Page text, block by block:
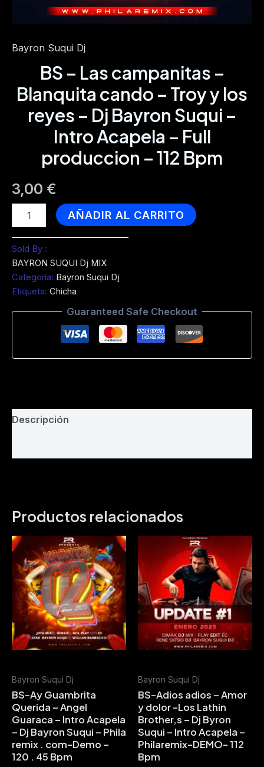
Bayron Suqui Dj
BS – Las campanitas –
Blanquita cando – Troy y los
reyes – Dj Bayron Suqui –
Intro Acapela – Full
produccion – 112 Bpm
3,00 €
campanitas
Blanquita
cando
-
y
Dj
Intro
Acapela
produccion
AÑADIR AL CARRITO
Sold By :
BAYRON SUQUI Dj MIX
Categoría: Bayron Suqui Dj
Etiqueta: Chicha
Guaranteed Safe Checkout
Descripción
Productos relacionados
Bayron Suqui Dj
BS-Ay Guambrita
Querida – Angel
Guaraca – Intro Acapela
– Dj Bayron Suqui – Phila
remix . com-Demo –
120 . 45 Bpm
Bayron Suqui Dj
BS-Adios adios – Amor
y dolor -Los Lathin
Brother,s – Dj Byron
Suqui – Intro Acapela –
Philaremix-DEMO- 112
Bpm